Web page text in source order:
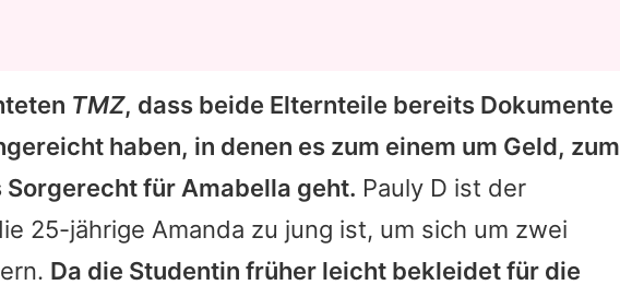
TMZ, dass beide Elternteile bereits Dokumente
haben, in denen es zum einem um Geld, zum
Sorgerecht für Amabella geht. Pauly D ist der
25-jährige Amanda zu jung ist, um sich um zwei
Da die Studentin früher leicht bekleidet für die